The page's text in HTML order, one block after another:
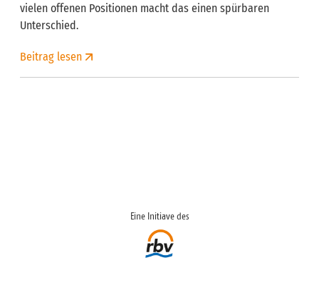
vielen offenen Positionen macht das einen spürbaren
Unterschied.
Beitrag lesen
Eine Initiave des